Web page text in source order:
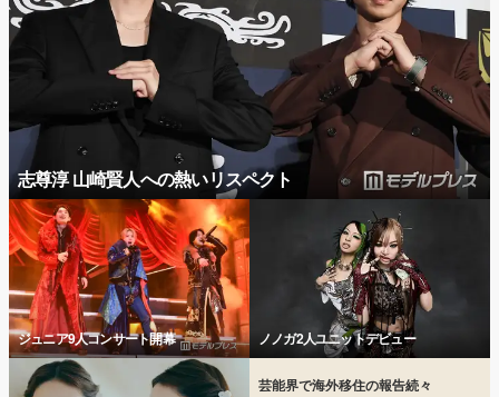
志尊淳 山崎賢人への熱いリスペクト
ジュニア9人コンサート開幕 ノノガ2人ユニットデビュー
芸能界で海外移住の報告続々